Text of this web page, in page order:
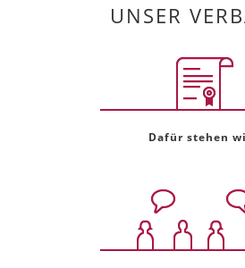
UNSER
Dafür stehen